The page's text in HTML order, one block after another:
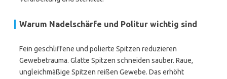
Warum Nadelschärfe und Politur wichtig sind
Fein geschliffene und polierte Spitzen reduzieren
Gewebetrauma. Glatte Spitzen schneiden sauber. Raue,
ungleichmäßige Spitzen reißen Gewebe. Das erhöht